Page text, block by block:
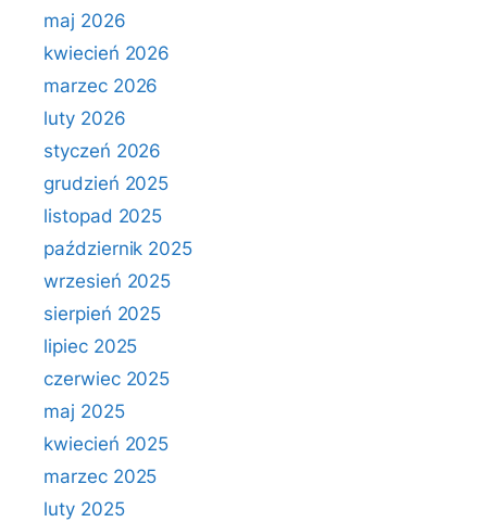
maj 2026
kwiecień 2026
marzec 2026
luty 2026
styczeń 2026
grudzień 2025
listopad 2025
październik 2025
wrzesień 2025
sierpień 2025
lipiec 2025
czerwiec 2025
maj 2025
kwiecień 2025
marzec 2025
luty 2025